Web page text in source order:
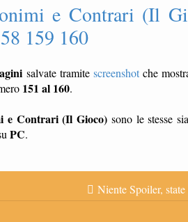
e Contrari (Il
159 160
salvate tramite screenshotche
151 al 160.
e Contrari (Il Gioco) sono le stesse
PC.
Niente Spoiler,